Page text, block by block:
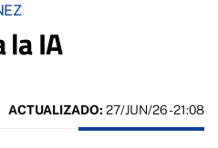
la IA
ACTUALIZADO: 27/JUN/26 - 21:08